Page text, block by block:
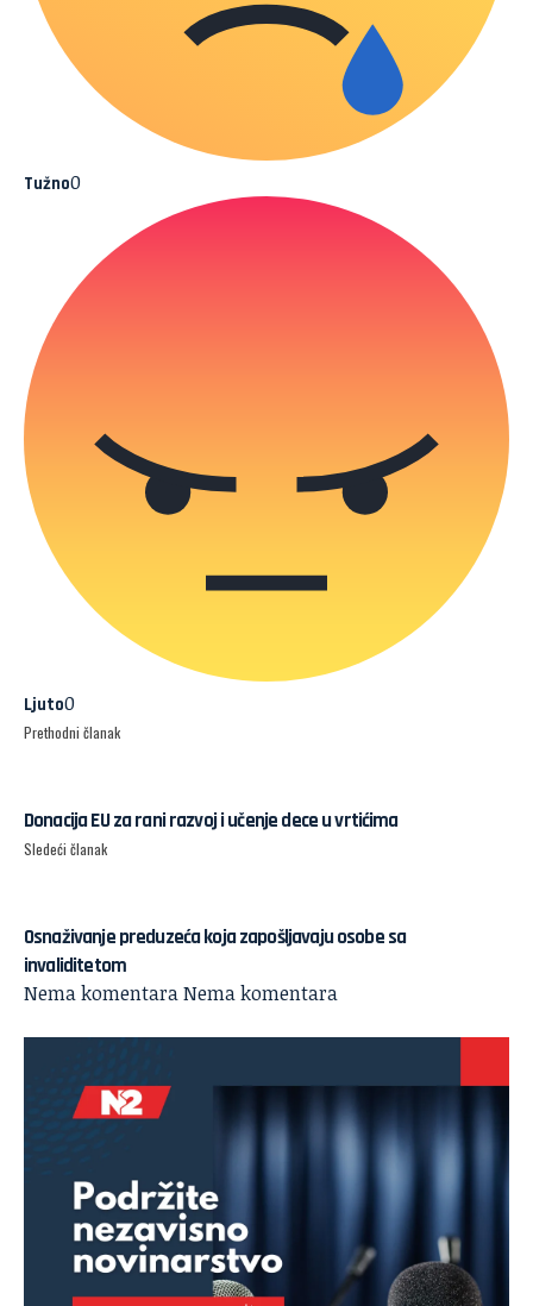
Tužno0
Ljuto0
Prethodni članak
Donacija EU za rani razvoj i učenje dece u vrtićima
Sledeći članak
Osnaživanje preduzeća koja zapošljavaju osobe sa
invaliditetom
Nema komentaraNema komentara